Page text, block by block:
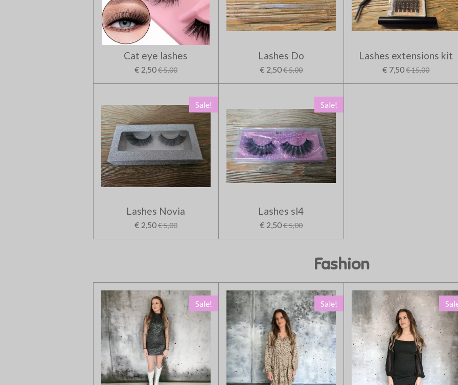
Cat eye lashes
€ 2,50€ 5,00
Lashes Do
€ 2,50€ 5,00
Lashes extensions kit
€ 7,50€ 15,00
Sale!
Lashes Novia
€ 2,50€ 5,00
Sale!
Lashes sl4
€ 2,50€ 5,00
Fashion
Sale! Sale!